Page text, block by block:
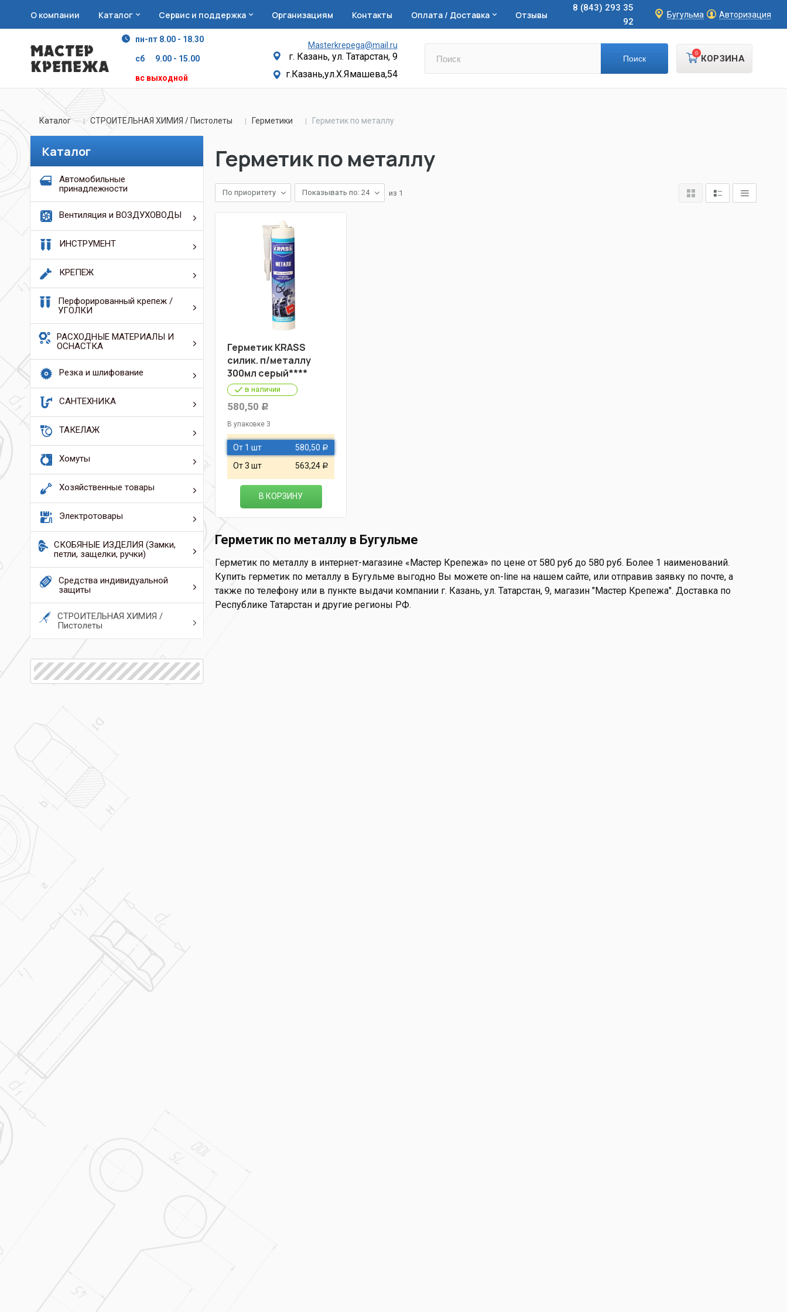
О компании Каталог Сервис и поддержка Организациям Контакты Оплата / Доставка Отзывы
8 (843) 293 35
92
Бугульма Авторизация
пн-пт 8.00 - 18.30
сб 9.00 - 15.00
вс выходной
Masterkrepega@mail.ru
г. Казань, ул. Татарстан, 9
г.Казань,ул.Х.Ямашева,54
КОРЗИНА
0
Каталог СТРОИТЕЛЬНАЯ ХИМИЯ / Пистолеты Герметики Герметик по металлу
Каталог
Автомобильные
принадлежности
Вентиляция и ВОЗДУХОВОДЫ
ИНСТРУМЕНТ
КРЕПЕЖ
Перфорированный крепеж /
УГОЛКИ
РАСХОДНЫЕ МАТЕРИАЛЫ И
ОСНАСТКА
Резка и шлифование
САНТЕХНИКА
ТАКЕЛАЖ
Хомуты
Хозяйственные товары
Электротовары
СКОБЯНЫЕ ИЗДЕЛИЯ (Замки,
петли, защелки, ручки)
Средства индивидуальной
защиты
СТРОИТЕЛЬНАЯ ХИМИЯ /
Пистолеты
Герметик по металлу
По приоритету Показывать по: 24 из 1
Герметик KRASS
силик. п/металлу
300мл серый****
в наличии
580,50 Р
В упаковке 3
От 1 шт 580,50 Р
От 3 шт 563,24 Р
В КОРЗИНУ
Герметик по металлу в Бугульме
Герметик по металлу в интернет-магазине «Мастер Крепежа» по цене от 580 руб до 580 руб. Более 1 наименований.
Купить герметик по металлу в Бугульме выгодно Вы можете on-line на нашем сайте, или отправив заявку по почте, а
также по телефону или в пункте выдачи компании г. Казань, ул. Татарстан, 9, магазин "Мастер Крепежа". Доставка по
Республике Татарстан и другие регионы РФ.